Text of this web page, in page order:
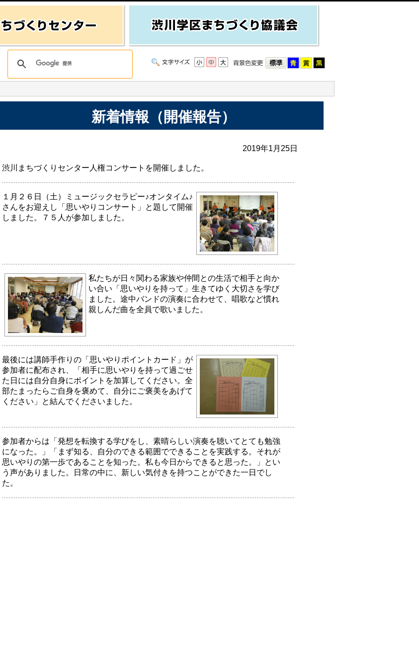
新着情報（開催報告）
2019年1月25日
渋川まちづくりセンター人権コンサートを開催しました。
１月２６日（土）ミュージックセラピー♪オンタイム♪
さんをお迎えし「思いやりコンサート」と題して開催
しました。７５人が参加しました。
私たちが日々関わる家族や仲間との生活で相手と向か
い合い「思いやりを持って」生きてゆく大切さを学び
ました。途中バンドの演奏に合わせて、唱歌など慣れ
親しんだ曲を全員で歌いました。
最後には講師手作りの「思いやりポイントカード」が
参加者に配布され、「相手に思いやりを持って過ごせ
た日には自分自身にポイントを加算してください。全
部たまったらご自身を褒めて、自分にご褒美をあげて
ください」と結んでくださいました。
参加者からは「発想を転換する学びをし、素晴らしい演奏を聴いてとても勉強
になった。」「まず知る、自分のできる範囲でできることを実践する。それが
思いやりの第一歩であることを知った。私も今日からできると思った。」とい
う声がありました。日常の中に、新しい気付きを持つことができた一日でし
た。